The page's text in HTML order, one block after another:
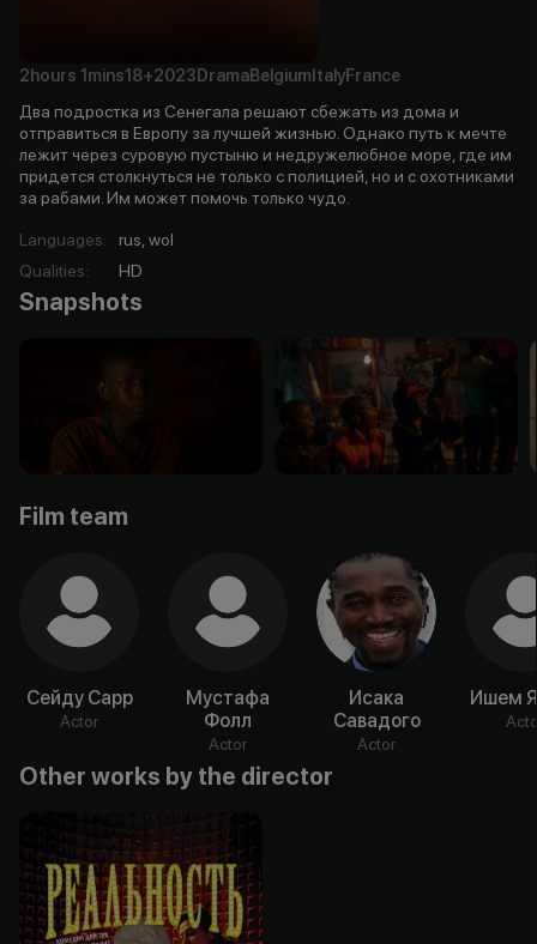
2hours 1mins18+2023 DramaBelgium ItalyFrance
Два подростка из Сенегала решают сбежать из дома и
отправиться в Европу за лучшей жизнью. Однако путь к мечте
лежит через суровую пустыню и недружелюбное море, где им
придется столкнуться не только с полицией, но и с охотниками
за рабами. Им может помочь только чудо.
Languages:
rus, wol
Qualities: HD
Snapshots
Film team
Сейду Сарр
Actor
Мустафа
Фолл
Actor
Исака
Савадого
Actor
Ишем
Other works by the director